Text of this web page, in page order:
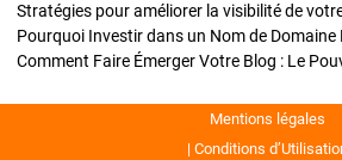
Mentions légales
Conditions